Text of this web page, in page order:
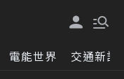
電能世界 交通新訊